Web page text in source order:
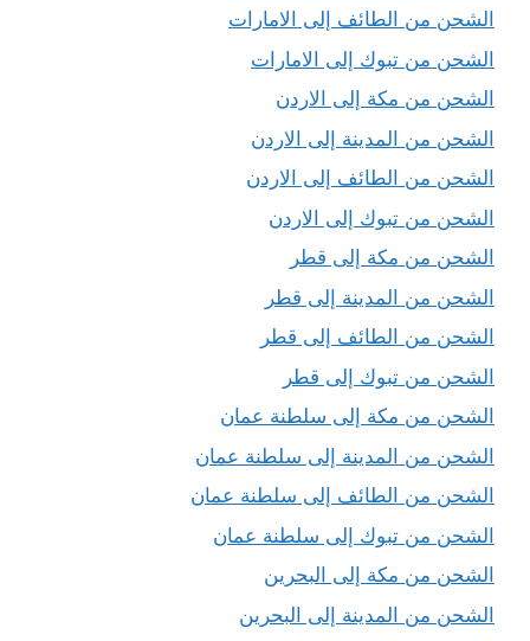
الشحن من الطائف إلى الامارات
الشحن من تبوك إلى الامارات
الشحن من مكة إلى الاردن
الشحن من المدينة إلى الاردن
الشحن من الطائف إلى الاردن
الشحن من تبوك إلى الاردن
الشحن من مكة إلى قطر
الشحن من المدينة إلى قطر
الشحن من الطائف إلى قطر
الشحن من تبوك إلى قطر
الشحن من مكة إلى سلطنة عمان
الشحن من المدينة إلى سلطنة عمان
الشحن من الطائف إلى سلطنة عمان
الشحن من تبوك إلى سلطنة عمان
الشحن من مكة إلى البحرين
الشحن من المدينة إلى البحرين